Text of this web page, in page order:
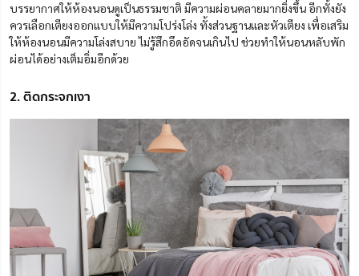
บรรยากาศให้ห้องนอนดูเป็นธรรมชาติ มีความผ่อนคลายมากยิ่งขึ้น อีกทั้งยัง
ควรเลือกเตียงออกแบบให้มีความโปร่งโล่ง ทั้งส่วนฐานและหัวเตียง เพื่อเสริม
ให้ห้องนอนมีความโล่งสบาย ไม่รู้สึกอึดอัดจนเกินไป ช่วยทำให้นอนหลับพัก
ผ่อนได้อย่างเต็มอิ่มอีกด้วย
2. ติดกระจกเงา